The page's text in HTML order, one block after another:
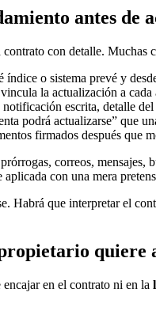
antes de
con detalle.
índice o sistema prevé y
la actualización a
escrita, detalle
podrá actualizarse” que
firmados después que
correos,
aplicada con una mera
Habrá que interpretar el
en el contrato ni en la